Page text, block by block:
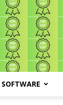
SOFTWARE